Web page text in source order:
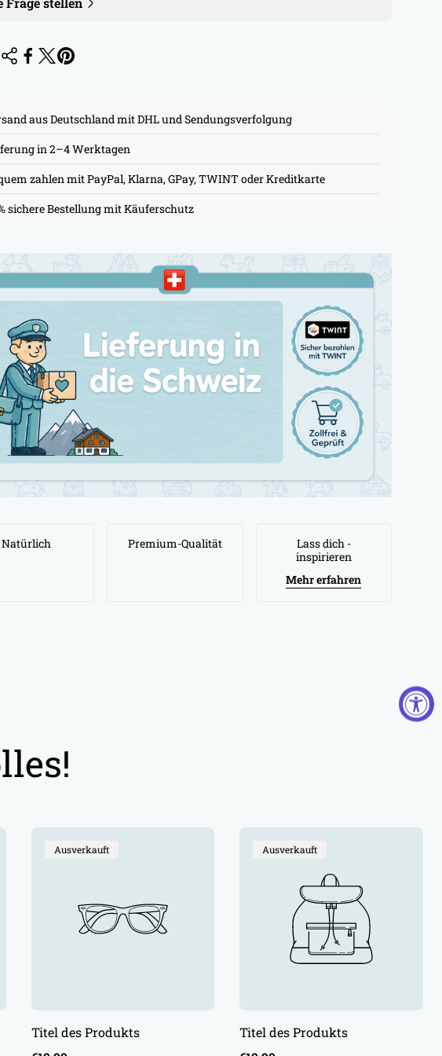
aus Deutschland mit DHL und Sendungsverfolgung
in 2–4 Werktagen
zahlen mit PayPal, Klarna, GPay, TWINT oder Kreditkarte
sichere Bestellung mit Käuferschutz
Natürlich Premium-Qualität
Lass dich -
inspirieren
Mehr erfahren
Produktbezeichnung:
Ausverkauft
Titel des Produkts
Produktbezeichnung:
Ausverkauft
Titel des Produkts